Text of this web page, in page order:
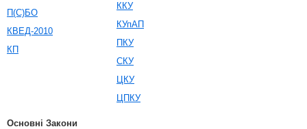
П(С)БО
КВЕД-2010
КП
ККУ
КУпАП
ПКУ
СКУ
ЦКУ
ЦПКУ
Основні Закони